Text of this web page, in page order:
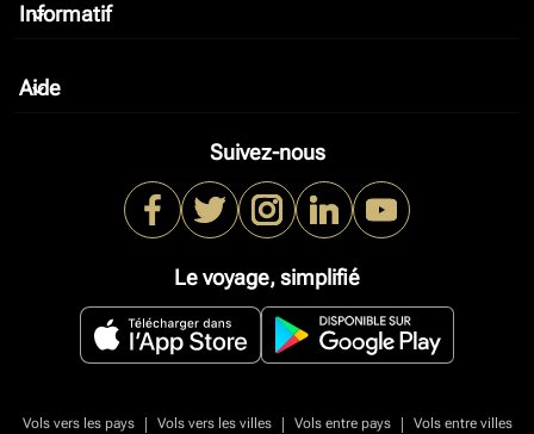
Informatif
keyboard_arrow_down
Aide
keyboard_arrow_down
Suivez-nous
Le voyage, simplifié
Vols vers les pays | Vols vers les villes | Vols entre pays |
Vols entre villes